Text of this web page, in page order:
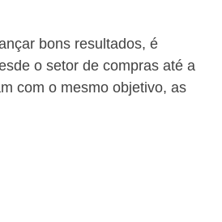
bons resultados, é
o setor de compras até a
com o mesmo objetivo, as